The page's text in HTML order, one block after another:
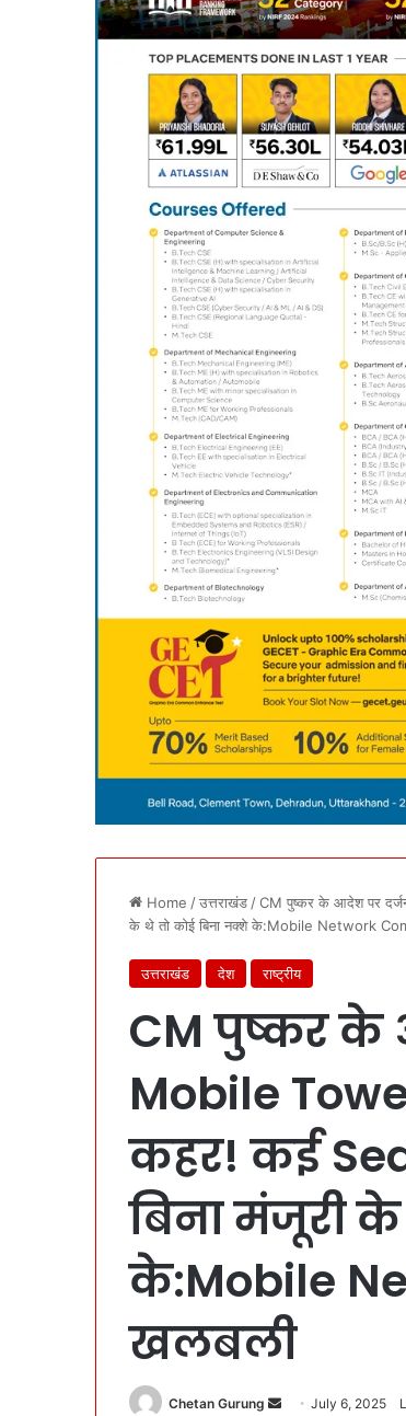
Home /उत्तराखंड /CM पुष्कर के आदेश पर
के थे तो कोई बिना नक्शे के:Mobile Network
उत्तराखंड देश राष्ट्रीय
CM पुष्कर के
Mobile
कहर! कई
बिना मंजूरी
के:Mobile
खलबली
Chetan Gurung July 6, 2025